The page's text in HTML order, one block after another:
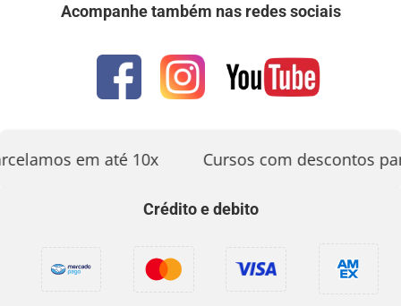
Acompanhe também nas redes sociais
em até 10x Cursos com descontos
Crédito e debito